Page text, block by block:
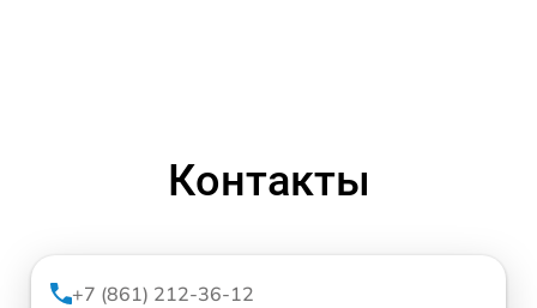
Контакты
+7 (861) 212-36-12